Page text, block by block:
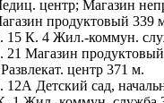
центр; Магазин
продуктовый 339
15 К. 4 Жил.-коммун.
21 Магазин
центр 371 м.
12А Детский сад,